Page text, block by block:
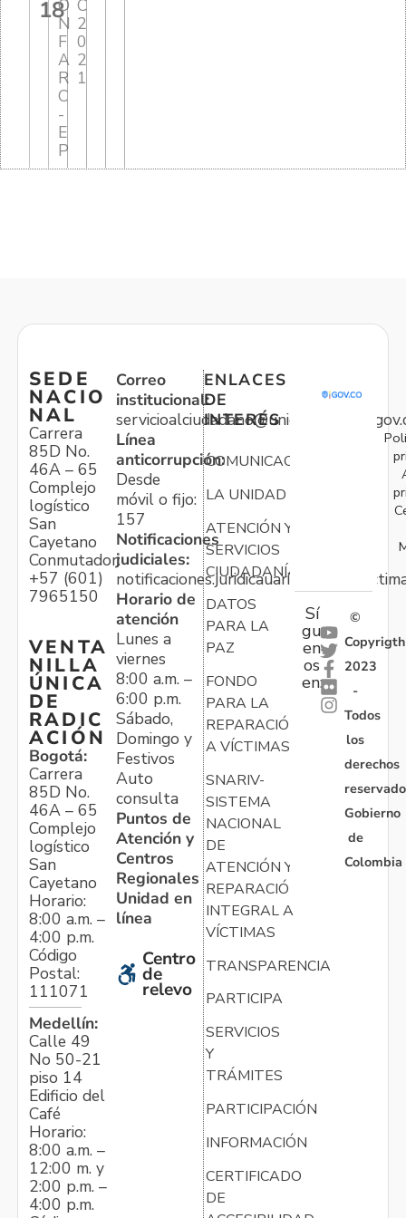
18Ó
N
F
A
R
C
-
E
P
C
2
0
2
1
SEDE
NACIO
NAL
Carrera
85D No.
46A – 65
Complejo
logístico
San
Cayetano
Conmutador:
+57 (601)
7965150
VENTA
NILLA
ÚNICA
DE
RADIC
ACIÓN
Bogotá:
Carrera
85D No.
46A – 65
Complejo
logístico
San
Cayetano
Horario:
8:00 a.m. –
4:00 p.m.
Código
Postal:
111071
Medellín:
Calle 49
No 50-21
piso 14
Edificio del
Café
Horario:
8:00 a.m. –
12:00 m. y
2:00 p.m. –
4:00 p.m.
Correo
institucional:
Línea
anticorrupción:
Desde
móvil o fijo:
157
Notificaciones
judiciales:
Horario de
atención
Lunes a
viernes
8:00 a.m. –
6:00 p.m.
Sábado,
Domingo y
Festivos
Auto
consulta
Puntos de
Atención y
Centros
Regionales
Unidad en
línea
Centro
de
relevo
ENLACES
DE
INTERÉS
COMUNICACIONES
LA UNIDAD
ATENCIÓN Y
SERVICIOS
CIUDADANÍA
DATOS
PARA LA
PAZ
FONDO
PARA LA
REPARACIÓN
A VÍCTIMAS
SNARIV-
SISTEMA
NACIONAL
DE
ATENCIÓN Y
REPARACIÓN
INTEGRAL A
VÍCTIMAS
TRANSPARENCIA
PARTICIPA
SERVICIOS
Y
TRÁMITES
PARTICIPACIÓN
INFORMACIÓN
CERTIFICADO
DE
Sí
gu
en
os
en:
©
Copyrigth
2023
-
Todos
los
derechos
Gobierno
de
Colombia